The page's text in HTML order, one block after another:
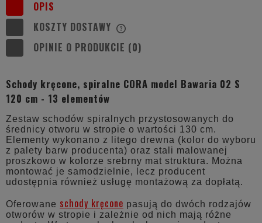
OPIS
KOSZTY DOSTAWY
KOSZTÓW PŁATNOŚCI
OPINIE O PRODUKCIE (0)
Schody kręcone, spiralne CORA model Bawaria 02 S
120 cm - 13 elementów
Zestaw schodów spiralnych przystosowanych do
średnicy otworu w stropie o wartości 130 cm.
Elementy wykonano z litego drewna (kolor do wyboru
z palety barw producenta) oraz stali malowanej
proszkowo w kolorze srebrny mat struktura. Można
montować je samodzielnie, lecz producent
udostępnia również usługę montażową za dopłatą.
Oferowane schody kręcone pasują do dwóch rodzajów
otworów w stropie i zależnie od nich mają różne